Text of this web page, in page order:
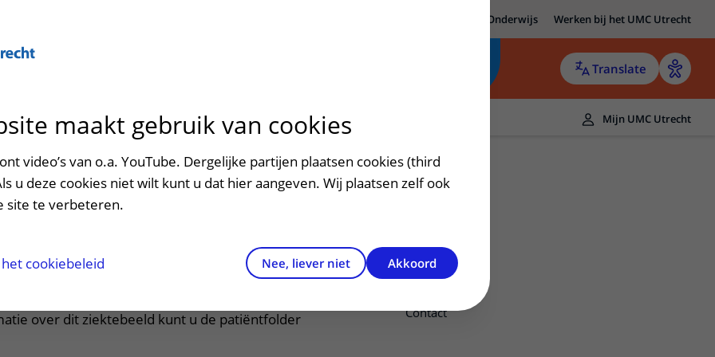
Onderwijs Werken bij het UMC Utrecht
Translate
patiëntportaal
het ziekenhuis
en voorzieningen
Contact en route
Contactgegevens
Verwijzers
Teleconsult aanvragen
Zorgverlenersportaal
Mijn UMC Utrecht
Contact
uitklapper, klik om te openen
over dit ziektebeeld kunt u de patiëntfolder
maakt gebruik van cookies
video’s van o.a. YouTube. Dergelijke partijen plaatsen cookies (third
u deze cookies niet wilt kunt u dat hier aangeven. Wij plaatsen zelf ook
site te verbeteren.
cookiebeleid Nee, liever niet Akkoord